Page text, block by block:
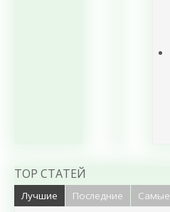
TOP СТАТЕЙ
Лучшие Последние Самые